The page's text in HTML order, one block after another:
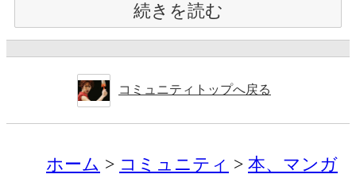
続きを読む
コミュニティトップへ戻る
ホーム コミュニティ
本、マンガ